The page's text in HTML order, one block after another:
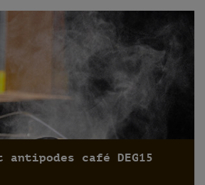
antipodes café DEG15